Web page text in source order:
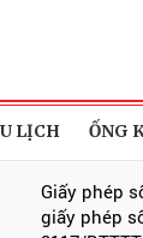
LỊCH ỐNG
Giấy phép
giấy phép